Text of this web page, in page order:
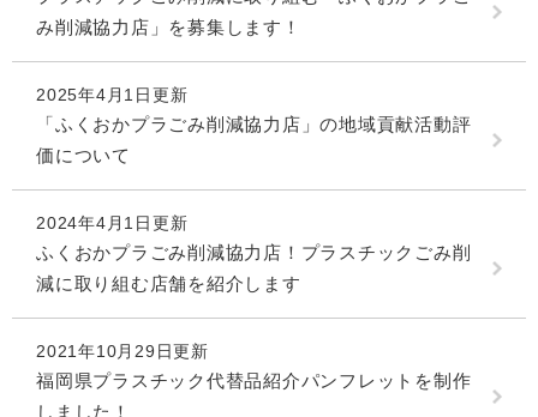
み削減協力店」を募集します！
2025年4月1日更新
「ふくおかプラごみ削減協力店」の地域貢献活動評
価について
2024年4月1日更新
ふくおかプラごみ削減協力店！プラスチックごみ削
減に取り組む店舗を紹介します
2021年10月29日更新
福岡県プラスチック代替品紹介パンフレットを制作
しました！